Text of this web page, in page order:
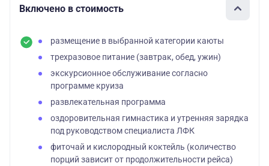
Включено в стоимость
размещение в выбранной категории каюты
трехразовое питание (завтрак, обед, ужин)
экскурсионное обслуживание согласно
программе круиза
развлекательная программа
оздоровительная гимнастика и утренняя зарядка
под руководством специалиста ЛФК
фиточай и кислородный коктейль (количество
порций зависит от продолжительности рейса)